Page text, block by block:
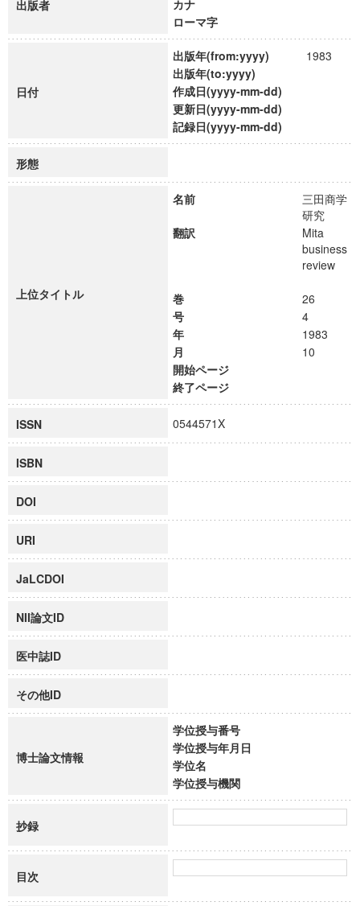
出版者
カナ
ローマ字
日付
出版年(from:yyyy)
1983
出版年(to:yyyy)
作成日(yyyy-mm-dd)
更新日(yyyy-mm-dd)
記録日(yyyy-mm-dd)
形態
上位タイトル
名前
三田商学
研究
翻訳
Mita
business
review
巻
26
号
4
年
1983
月
10
開始ページ
終了ページ
ISSN 0544571X
ISBN
DOI
URI
JaLCDOI
NII論文ID
医中誌ID
その他ID
博士論文情報
学位授与番号
学位授与年月日
学位名
学位授与機関
抄録
目次